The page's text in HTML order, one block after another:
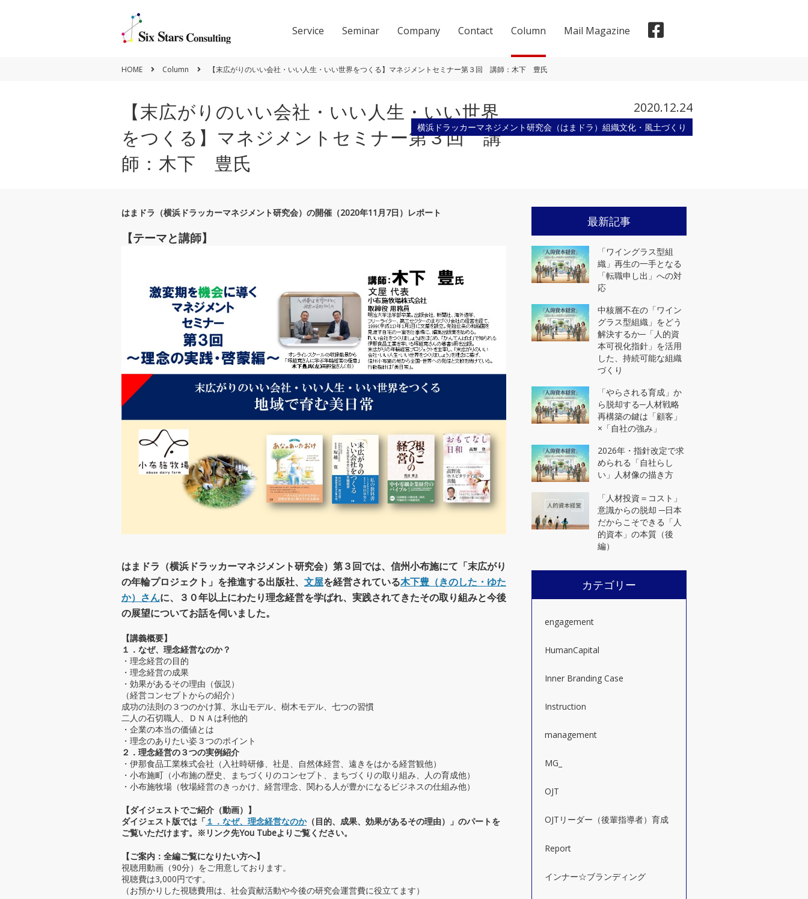
Service
マネジメント（管理職）対
リーダー世代
（３０代～４０代中堅社員）
メンバー世代（２０代）
対象プログラム
Seminar Company
Policy
Vision&Mission
Contact Column Mail Magazine
HOME Column 【末広がりのいい会社・いい人生・いい世界をつくる】マネジメントセミナー第３回 講師：木下 豊氏
【末広がりのいい会社・いい人生・いい世界
をつくる】マネジメントセミナー第３回 講
師：木下 豊氏
2020.12.24
横浜ドラッカーマネジメント研究会（はまドラ）組織文化・風土づくり
はまドラ（横浜ドラッカーマネジメント研究会）の開催（2020年11月7日）レポート
【テーマと講師】
はまドラ（横浜ドラッカーマネジメント研究会）第３回では、信州小布施にて「末広がり
の年輪プロジェクト」を推進する出版社、 文屋を経営されている木下豊（きのした・ゆた
か）さんに、３０年以上にわたり理念経営を学ばれ、実践されてきたその取り組みと今後
の展望についてお話を伺いました。
【講義概要】
１．なぜ、理念経営なのか？
・理念経営の目的
・理念経営の成果
・効果があるその理由（仮説）
（経営コンセプトからの紹介）
成功の法則の３つのかけ算、氷山モデル、樹木モデル、七つの習慣
二人の石切職人、ＤＮＡは利他的
・企業の本当の価値とは
・理念のありたい姿３つのポイント
２．理念経営の３つの実例紹介
・伊那食品工業株式会社（入社時研修、社是、自然体経営、遠きをはかる経営観他）
・小布施町（小布施の歴史、まちづくりのコンセプト、まちづくりの取り組み、人の育成他）
・小布施牧場（牧場経営のきっかけ、経営理念、関わる人が豊かになるビジネスの仕組み他）
【ダイジェストでご紹介（動画）】
ダイジェスト版では「１．なぜ、理念経営なのか（目的、成果、 効果があるその理由）」のパートを
ご覧いただけます。※リンク先You Tubeよりご覧ください。
【ご案内：全編ご覧になりたい方へ】
視聴用動画（90分）をご用意しております。
視聴費は3,000円です。
（お預かりした視聴費用は、社会貢献活動や今後の研究会運営費に役立てます）
最新記事
「ワイングラス型組
織」再生の一手となる
「転職申し出」への対
応
中核層不在の「ワイン
グラス型組織」をどう
解決するか─「人的資
本可視化指針」を活用
した、持続可能な組織
づくり
「やらされる育成」か
ら脱却する─人材戦略
再構築の鍵は「顧客」
×「自社の強み」
2026年・指針改定で求
められる「自社らし
い」人材像の描き方
「人材投資＝コスト」
意識からの脱却 ─日本
だからこそできる「人
的資本」の本質（後
編）
カテゴリー
engagement
HumanCapital
Inner Branding Case
Instruction
management
MG_
OJT
OJTリーダー（後輩指導者）育成
Report
インナー☆ブランディング